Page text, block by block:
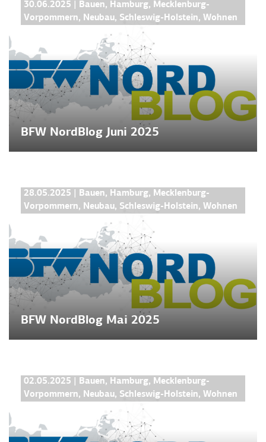
30.06.2025 Bauen, Hamburg, Mecklenburg-
Vorpommern, Neubau, Schleswig-Holstein, Wohnen
BFW NordBlog Juni 2025
28.05.2025 Bauen, Hamburg, Mecklenburg-
Vorpommern, Neubau, Schleswig-Holstein, Wohnen
BFW NordBlog Mai 2025
02.05.2025 Bauen, Hamburg, Mecklenburg-
Vorpommern, Neubau, Schleswig-Holstein, Wohnen